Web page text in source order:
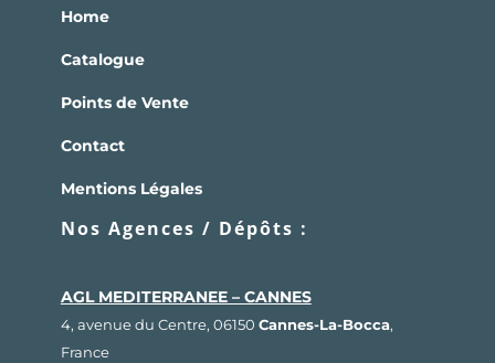
Home
Catalogue
Points de Vente
Contact
Mentions Légales
Nos Agences / Dépôts :
AGL MEDITERRANEE – CANNES
4, avenue du Centre, 06150 Cannes-La-Bocca,
France